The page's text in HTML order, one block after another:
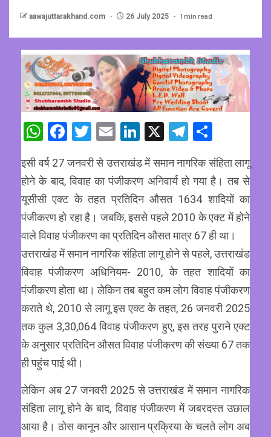
aawajuttarakhand.com 26 July 2025 1 min read
WhatsApp
Facebook
Twitter
EmailLinkedIn
X Telegram
इसी वर्ष 27 जनवरी से उत्तराखंड में समान नागरिक संहिता लागू
होने के बाद, विवाह का पंजीकरण अनिवार्य हो गया है। तब से
यूसीसी एक्ट के तहत प्रतिदिन औसत 1634 शादियों का
पंजीकरण हो रहा है। जबकि, इससे पहले 2010 के एक्ट में होने
वाले विवाह पंजीकरण का प्रतिदिन औसत मात्र 67 ही था।
उत्तराखंड में समान नागरिक संहिता लागू होने से पहले, उत्तराखंड
विवाह पंजीकरण अधिनियम- 2010, के तहत शादियों का
पंजीकरण होता था। लेकिन तब बहुत कम लोग विवाह पंजीकरण
कराते थे, 2010 से लागू इस एक्ट के तहत, 26 जनवरी 2025
तक कुल 3,30,064 विवाह पंजीकरण हुए, इस तरह पुराने एक्ट
के अनुसार प्रतिदिन औसत विवाह पंजीकरण की संख्या 67 तक
ही पहुंच पाई थी।
लेकिन अब 27 जनवरी 2025 से उत्तराखंड में समान नागरिक
संहिता लागू होने के बाद, विवाह पंजीकरण में जबरदस्त उछाल
आया है। ठोस कानून और आसान प्रक्रिया के चलते लोग अब